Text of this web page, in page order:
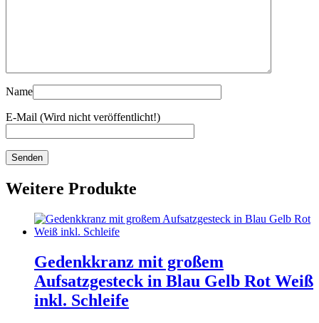
Name
E-Mail (Wird nicht veröffentlicht!)
Weitere Produkte
Gedenkkranz mit großem
Aufsatzgesteck in Blau Gelb Rot Weiß
inkl. Schleife